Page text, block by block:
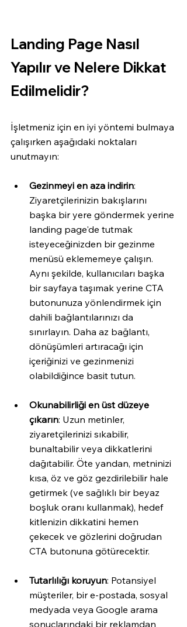
Landing Page Nasıl
Yapılır ve Nelere Dikkat
Edilmelidir?
İşletmeniz için en iyi yöntemi bulmaya
çalışırken aşağıdaki noktaları
unutmayın:
Gezinmeyi en aza indirin:
Ziyaretçilerinizin bakışlarını
başka bir yere göndermek yerine
landing page'de tutmak
isteyeceğinizden bir gezinme
menüsü eklememeye çalışın.
Aynı şekilde, kullanıcıları başka
bir sayfaya taşımak yerine CTA
butonunuza yönlendirmek için
dahili bağlantılarınızı da
sınırlayın. Daha az bağlantı,
dönüşümleri artıracağı için
içeriğinizi ve gezinmenizi
olabildiğince basit tutun.
Okunabilirliği en üst düzeye
çıkarın: Uzun metinler,
ziyaretçilerinizi sıkabilir,
bunaltabilir veya dikkatlerini
dağıtabilir. Öte yandan, metninizi
kısa, öz ve göz gezdirilebilir hale
getirmek (ve sağlıklı bir beyaz
boşluk oranı kullanmak), hedef
kitlenizin dikkatini hemen
çekecek ve gözlerini doğrudan
CTA butonuna götürecektir.
Tutarlılığı koruyun: Potansiyel
müşteriler, bir e-postada, sosyal
medyada veya Google arama
sonuçlarındaki bir reklamdan